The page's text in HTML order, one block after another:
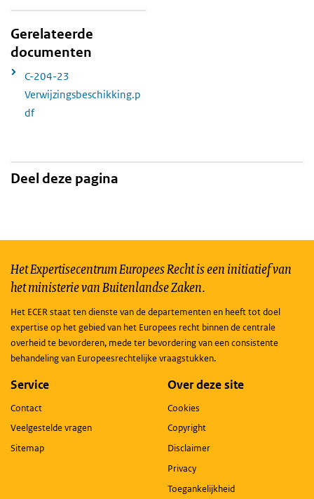
Gerelateerde
documenten
C-204-23
Verwijzingsbeschikking.p
df
Deel deze pagina
Het Expertisecentrum Europees Recht is een initiatief van
het ministerie van Buitenlandse Zaken.
Het ECER staat ten dienste van de departementen en heeft tot doel
expertise op het gebied van het Europees recht binnen de centrale
overheid te bevorderen, mede ter bevordering van een consistente
behandeling van Europeesrechtelijke vraagstukken.
Service
Contact
Veelgestelde vragen
Sitemap
Over deze site
Cookies
Copyright
Disclaimer
Privacy
Toegankelijkheid